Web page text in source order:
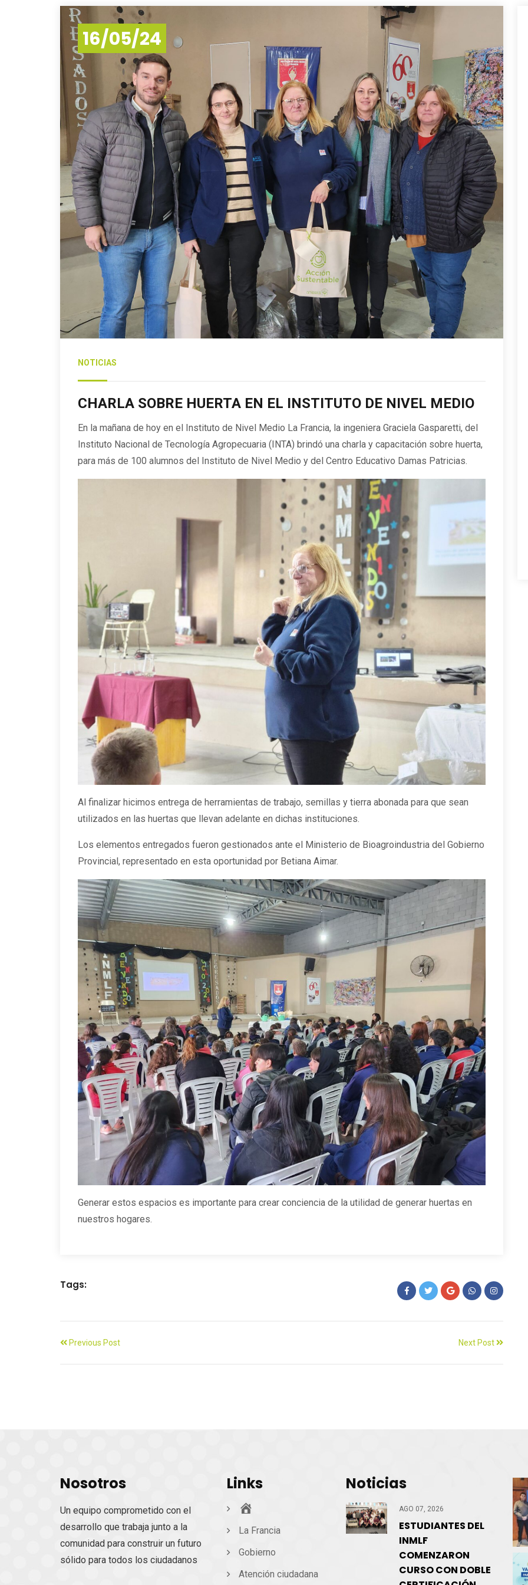
16/05/24
NOTICIAS
CHARLA SOBRE HUERTA EN EL INSTITUTO DE NIVEL MEDIO
En la mañana de hoy en el Instituto de Nivel Medio La Francia, la ingeniera Graciela Gasparetti, del
Instituto Nacional de Tecnología Agropecuaria (INTA) brindó una charla y capacitación sobre huerta,
para más de 100 alumnos del Instituto de Nivel Medio y del Centro Educativo Damas Patricias.
Al finalizar hicimos entrega de herramientas de trabajo, semillas y tierra abonada para que sean
utilizados en las huertas que llevan adelante en dichas instituciones.
Los elementos entregados fueron gestionados ante el Ministerio de Bioagroindustria del Gobierno
Provincial, representado en esta oportunidad por Betiana Aimar.
Generar estos espacios es importante para crear conciencia de la utilidad de generar huertas en
nuestros hogares.
Tags:
Previous Post Next Post
Nosotros
Un equipo comprometido con el
desarrollo que trabaja junto a la
comunidad para construir un futuro
sólido para todos los ciudadanos
Links
La Francia
Gobierno
Atención ciudadana
Noticias
AGO 07, 2026
ESTUDIANTES DEL
INMLF
COMENZARON
CURSO CON DOBLE